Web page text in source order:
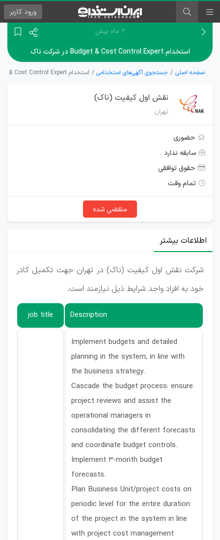
ورود کاربر
۲ ماه پیش
استخدام Budget & Cost Control Expert در شرکت ناک
صفحه اصلی جستجوی آگهی‌های استخدامی استخدام Budget & Cost Control Expert در شرکت ناک
نقش اول کیفیت (ناک)
تهران
حضوری
سابقه ندارد
حقوق توافقی
تمام وقت
منقضی شده
اطلاعات بیشتر
شرکت نقش اول کیفیت (ناک) در تهران جهت تکمیل کادر
خود به افراد واجد شرایط ذیل نیازمند است.
Description
job title
Implement budgets and detailed
planning in the system, in line with
the business strategy.
Cascade the budget process: ensure
project reviews and assist the
operational managers in
consolidating the different forecasts
and coordinate budget controls.
Implement 3-month budget
forecasts.
Plan Business Unit/project costs on
periodic level for the entire duration
of the project in the system in line
with project cost management